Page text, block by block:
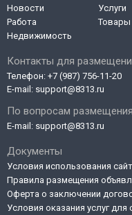
Контакты для
Телефон: +7 (987) 756-11-20
E-mail: support@8313.ru
По вопросам
E-mail: support@8313.ru
Документы
Условия использования
Правила размещения
Оферта о заключении
Условия оказания услуг для
Новости
Работа
Недвижимость
Услуги
Товары